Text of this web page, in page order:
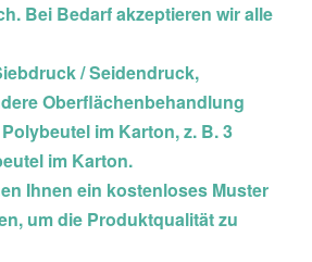
Bei Bedarf akzeptieren wir alle
/ Seidendruck,
Oberflächenbehandlung
im Karton, z. B. 3
im Karton.
Ihnen ein kostenloses Muster
um die Produktqualität zu